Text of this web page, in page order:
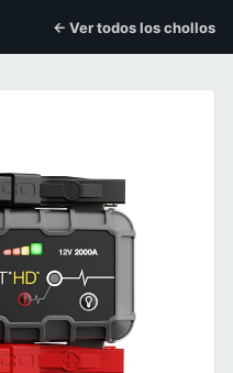
← Ver todos los chollos